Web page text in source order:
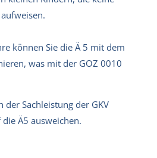
können Sie die Ä 5 mit dem
was mit der GOZ 0010
der Sachleistung der GKV
Ä5 ausweichen.